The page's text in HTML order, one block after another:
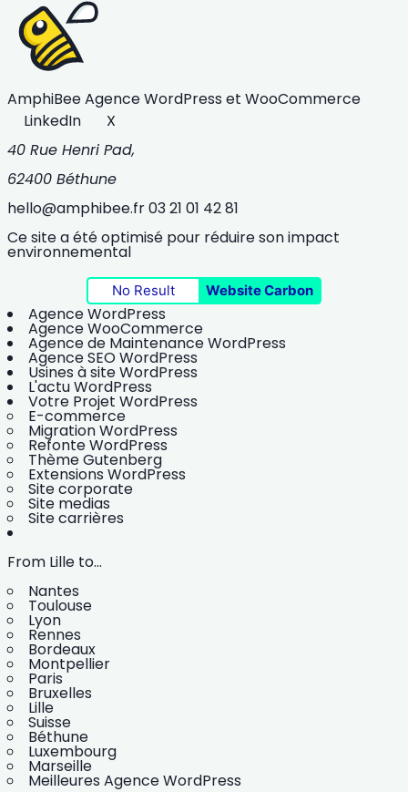
AmphiBeeAgence WordPress et WooCommerce
LinkedIn
X
40 Rue Henri Pad,
62400 Béthune
hello@amphibee.fr03 21 01 42 81
Ce site a été optimisé pour réduire son impact
environnemental
No Result Website Carbon
Agence WordPress
Agence WooCommerce
Agence de Maintenance WordPress
Agence SEO WordPress
Usines à site WordPress
L'actu WordPress
Votre Projet WordPress
E-commerce
Migration WordPress
Refonte WordPress
Thème Gutenberg
Extensions WordPress
Site corporate
Site medias
Site carrières
From Lille to...
Nantes
Toulouse
Lyon
Rennes
Bordeaux
Montpellier
Paris
Bruxelles
Lille
Suisse
Béthune
Luxembourg
Marseille
Meilleures Agence WordPress